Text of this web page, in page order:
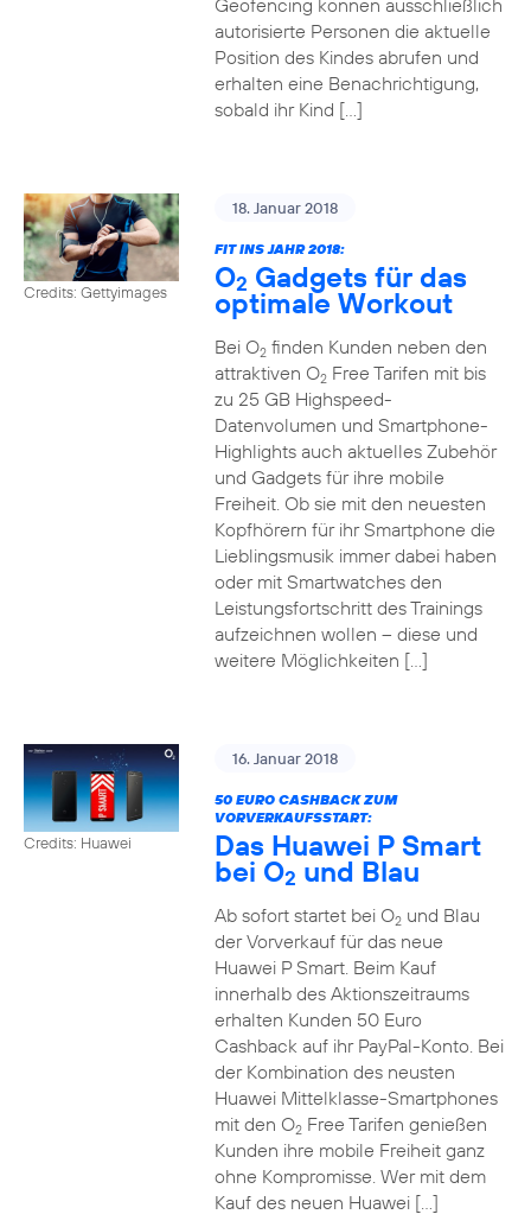
Geofencing können ausschließlich
autorisierte Personen die aktuelle
Position des Kindes abrufen und
erhalten eine Benachrichtigung,
sobald ihr Kind […]
Credits: Gettyimages
18. Januar 2018
FIT INS JAHR 2018:
O2 Gadgets für das
optimale Workout
Bei O2finden Kunden neben den
attraktiven O2Free Tarifen mit bis
zu 25 GB Highspeed-
Datenvolumen und Smartphone-
Highlights auch aktuelles Zubehör
und Gadgets für ihre mobile
Freiheit. Ob sie mit den neuesten
Kopfhörern für ihr Smartphone die
Lieblingsmusik immer dabei haben
oder mit Smartwatches den
Leistungsfortschritt des Trainings
aufzeichnen wollen – diese und
weitere Möglichkeiten […]
Credits: Huawei
16. Januar 2018
50 EURO CASHBACK ZUM
VORVERKAUFSSTART:
Das Huawei P Smart
bei O2 und Blau
Ab sofort startet bei O2und Blau
der Vorverkauf für das neue
Huawei P Smart. Beim Kauf
innerhalb des Aktionszeitraums
erhalten Kunden 50 Euro
Cashback auf ihr PayPal-Konto. Bei
der Kombination des neusten
Huawei Mittelklasse-Smartphones
mit den O2Free Tarifen genießen
Kunden ihre mobile Freiheit ganz
ohne Kompromisse. Wer mit dem
Kauf des neuen Huawei […]